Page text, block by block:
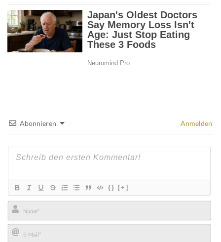
Abonnieren Anmelden
{} [+]
Name*